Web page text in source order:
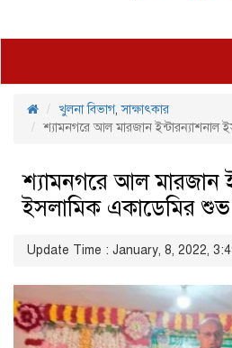
খুলনা বিভাগ,সাক্ষাৎকার
শ্যামনগরে আল মারজান ইন্টারন্যাশনাল
শ্যামনগরে আল মারজান
ইসলামিক একাডেমির
Update Time : January, 8, 2022,